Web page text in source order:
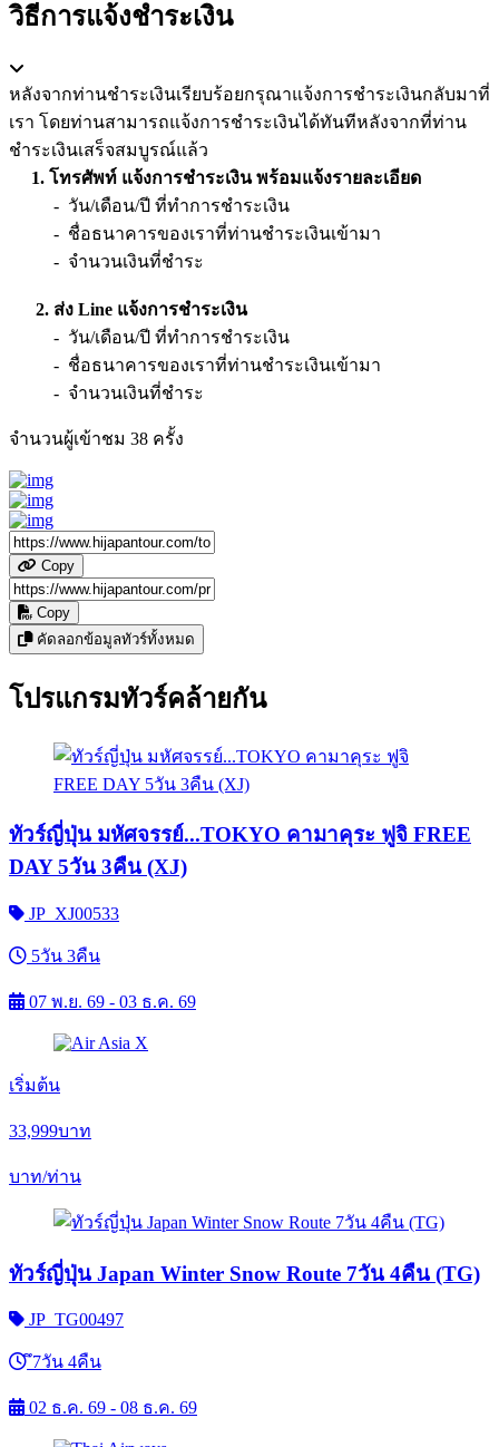
วิธีการแจ้งชำระเงิน
หลังจากท่านชำระเงินเรียบร้อยกรุณาแจ้งการชำระเงินกลับมาที่
เรา โดยท่านสามารถแจ้งการชำระเงินได้ทันทีหลังจากที่ท่าน
ชำระเงินเสร็จสมบูรณ์แล้ว
1. โทรศัพท์ แจ้งการชำระเงิน พร้อมแจ้งรายละเอียด
- วัน/เดือน/ปี ที่ทำการชำระเงิน
- ชื่อธนาคารของเราที่ท่านชำระเงินเข้ามา
- จำนวนเงินที่ชำระ
2. ส่ง Line แจ้งการชำระเงิน
- วัน/เดือน/ปี ที่ทำการชำระเงิน
- ชื่อธนาคารของเราที่ท่านชำระเงินเข้ามา
- จำนวนเงินที่ชำระ
จำนวนผู้เข้าชม 38 ครั้ง
Copy
Copy
คัดลอกข้อมูลทัวร์ทั้งหมด
โปรแกรมทัวร์คล้ายกัน
ทัวร์ญี่ปุ่น มหัศจรรย์...TOKYO คามาคุระ ฟูจิ FREE
DAY 5วัน 3คืน (XJ)
JP_XJ00533
5วัน 3คืน
07 พ.ย. 69 - 03 ธ.ค. 69
เริ่มต้น
33,999บาท
บาท/ท่าน
ทัวร์ญี่ปุ่น Japan Winter Snow Route 7วัน 4คืน (TG)
JP_TG00497
ึ7วัน 4คืน
02 ธ.ค. 69 - 08 ธ.ค. 69